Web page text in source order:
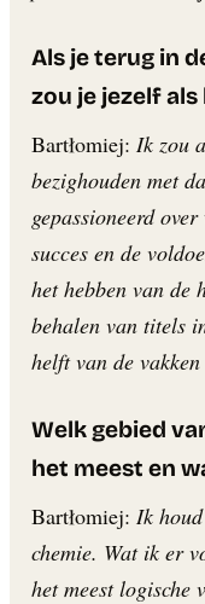
Als je terug in
zou je jezelf
Bartłomiej: Ik zou
bezighouden met
gepassioneerd
succes en de
het hebben van de
behalen van titels
helft van de
Welk gebied
het meest en
Bartłomiej: Ik
chemie. Wat ik er
het meest logische